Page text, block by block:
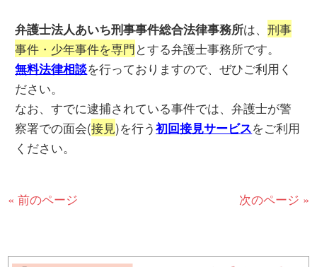
弁護士法人あいち刑事事件総合法律事務所は、刑事
事件・少年事件を専門とする弁護士事務所です。
無料法律相談を行っておりますので、ぜひご利用く
ださい。
なお、すでに逮捕されている事件では、弁護士が警
察署での面会(接見)を行う初回接見サービスをご利用
ください。
« 前のページ 次のページ »